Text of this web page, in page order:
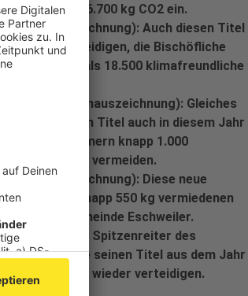
mehr als 6.700 kg CO2 ein.
Auch diesen Titel
Jahres verteidigen, die Bischöfliche
legten mehr als 18.500 klimafreundliche
(Gruppenauszeichnung): Gleiches
die ihren Titel auch in diesem Jahr
3 Teilnehmern knapp 1.000
150 kg CO2 vermeiden.
Diese neue
km und knapp 550 kg vermiedenen
Gemeinde Eschweiler.
der Spitzenreiter des
konnte seinen Titel aus dem Jahr
diesem Jahr wieder verteidigen.